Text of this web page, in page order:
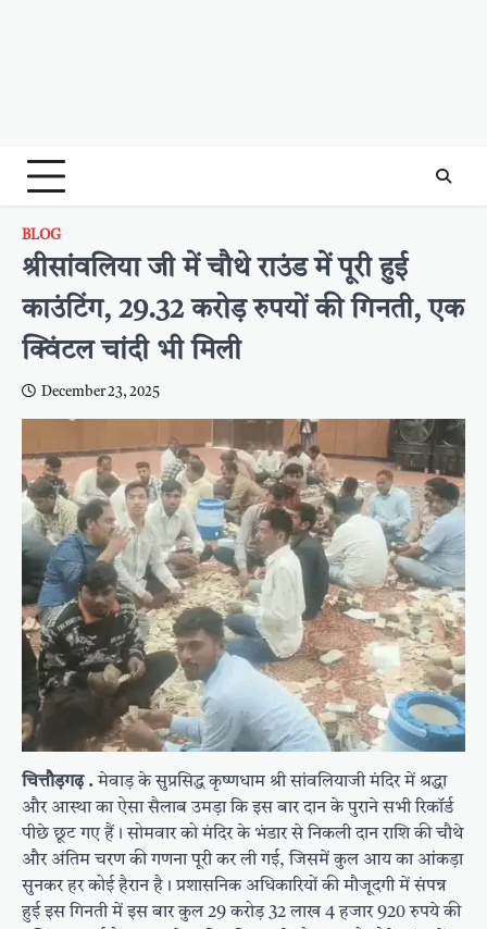
BLOG
श्रीसांवलिया जी में चौथे राउंड में पूरी हुई
काउंटिंग, 29.32 करोड़ रुपयों की गिनती, एक
क्विंटल चांदी भी मिली
December 23, 2025
चित्तौड़गढ़ .मेवाड़ के सुप्रसिद्ध कृष्णधाम श्री सांवलियाजी मंदिर में श्रद्धा
और आस्था का ऐसा सैलाब उमड़ा कि इस बार दान के पुराने सभी रिकॉर्ड
पीछे छूट गए हैं। सोमवार को मंदिर के भंडार से निकली दान राशि की चौथे
और अंतिम चरण की गणना पूरी कर ली गई, जिसमें कुल आय का आंकड़ा
सुनकर हर कोई हैरान है। प्रशासनिक अधिकारियों की मौजूदगी में संपन्न
हुई इस गिनती में इस बार कुल 29 करोड़ 32 लाख 4 हजार 920 रुपये की